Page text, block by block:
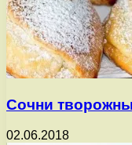
Сочни
02.06.2018